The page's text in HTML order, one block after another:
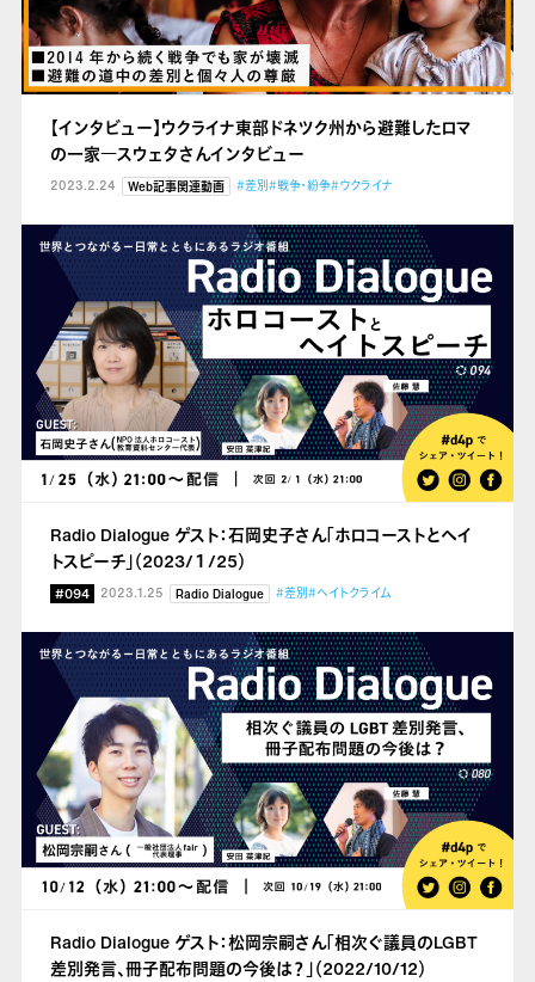
【インタビュー】ウクライナ東部ドネツク州から避難したロマ
の一家―スウェタさんインタビュー
2023.2.24 Web記事関連動画 #差別#戦争・紛争#ウクライナ
Radio Dialogue ゲスト：石岡史子さん「ホロコーストとヘイ
トスピーチ」（2023/１/25）
#094 2023.1.25 Radio Dialogue #差別#ヘイトクライム
Radio Dialogue ゲスト：松岡宗嗣さん「相次ぐ議員のLGBT
差別発言、冊子配布問題の今後は？」（2022/10/12）